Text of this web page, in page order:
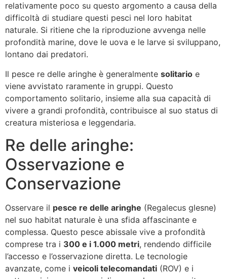
relativamente poco su questo argomento a causa della
difficoltà di studiare questi pesci nel loro habitat
naturale. Si ritiene che la riproduzione avvenga nelle
profondità marine, dove le uova e le larve si sviluppano,
lontano dai predatori.
Il pesce re delle aringhe è generalmente solitario e
viene avvistato raramente in gruppi. Questo
comportamento solitario, insieme alla sua capacità di
vivere a grandi profondità, contribuisce al suo status di
creatura misteriosa e leggendaria.
Re delle aringhe:
Osservazione e
Conservazione
Osservare il pesce re delle aringhe (Regalecus glesne)
nel suo habitat naturale è una sfida affascinante e
complessa. Questo pesce abissale vive a profondità
comprese tra i 300 e i 1.000 metri, rendendo difficile
l’accesso e l’osservazione diretta. Le tecnologie
avanzate, come i veicoli telecomandati (ROV) e i